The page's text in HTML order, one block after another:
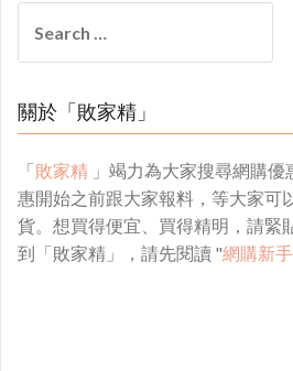
for:
關於「敗家精」
「敗家精 」竭力為大家搜尋網購
惠開始之前跟大家報料，等大家可
貨。想買得便宜、買得精明，請緊
到「敗家精」，請先閱讀 "網購新